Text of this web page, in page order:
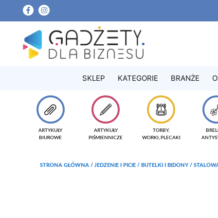
SKLEP KATEGORIE BRANŻE
ARTYKUŁY
BIUROWE
ARTYKUŁY
PIŚMIENNICZE
TORBY,
WORKI, PLECAKI
STRONA GŁÓWNA / JEDZENIE I PICIE / BUTELKI I BIDONY /